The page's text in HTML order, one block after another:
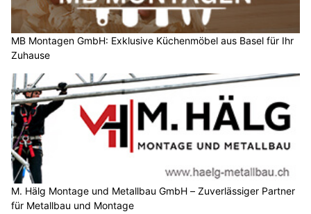
MB Montagen GmbH: Exklusive Küchenmöbel aus Basel für Ihr
Zuhause
M. Hälg Montage und Metallbau GmbH – Zuverlässiger Partner
für Metallbau und Montage